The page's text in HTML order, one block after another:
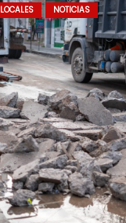
LOCALES NOTICIAS